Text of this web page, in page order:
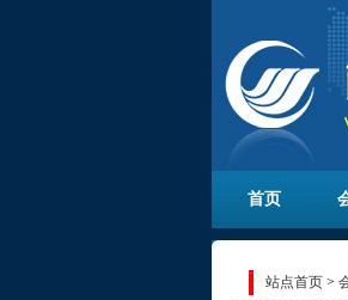
首页
站点首页 >